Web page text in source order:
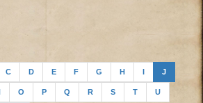
C D E F G H I J
O P Q R S T U